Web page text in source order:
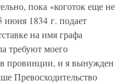
пока «коготок еще не
июня 1834 г. подает
на имя графа
требуют моего
провинции, и я вынужден
Превосходительство